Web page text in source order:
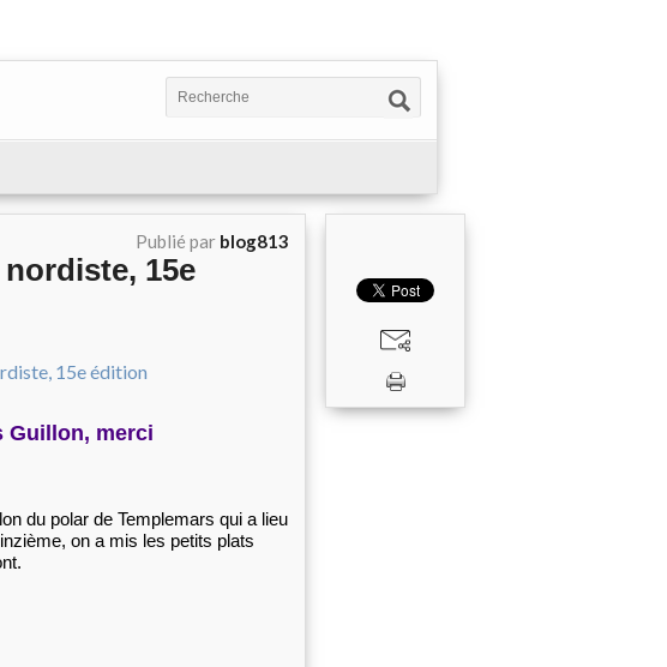
Publié par blog813
15e
Guillon, merci
du polar de Templemars qui a lieu
on a mis les petits plats